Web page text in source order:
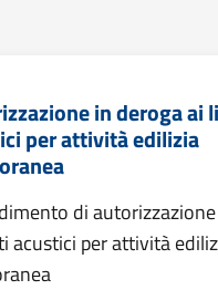
in deroga ai
per attività edilizia
di
acustici per attività